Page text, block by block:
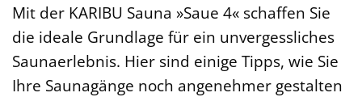
Mit der KARIBU Sauna »Saue 4« schaffen Sie
die ideale Grundlage für ein unvergessliches
Saunaerlebnis. Hier sind einige Tipps, wie Sie
Ihre Saunagänge noch angenehmer gestalten